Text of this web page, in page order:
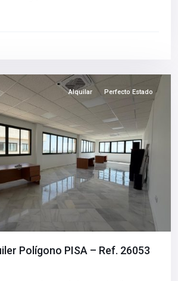
Alquilar Perfecto Estado
Polígono PISA – Ref. 26053